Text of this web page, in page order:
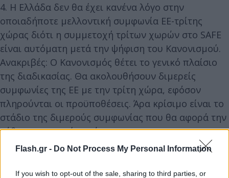
Flash.gr - Do Not Process My Personal Information
If you wish to opt-out of the sale, sharing to third parties, or
4. Η Ελλάδα δεν θα έχει κανένα λόγο στην
οποιαδήποτε μελλοντική συμφωνία ΕΕ-τρίτης
χώρας διότι η συμμετοχή τρίτων χωρών στο SAFE
είναι αυτόματη μετά την ψήφιση του Κανονισμού.
Ανακριβές: Ο Κανονισμός θέτει το γενικό πλαίσιο
της διαδικασίας. Θα ακολουθήσουν διμερείς
συμφωνίες της ΕΕ με την τρίτη χώρα, εφόσον
πληρούνται οι προϋποθέσεις. Άρα κρίσιμο είναι το
στάδιο της διμερούς συμφωνίας που θα αφορά την
κάθε συγκεκριμένη χώρα.